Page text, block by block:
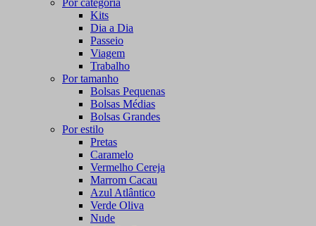
Por categoria
Kits
Dia a Dia
Passeio
Viagem
Trabalho
Por tamanho
Bolsas Pequenas
Bolsas Médias
Bolsas Grandes
Por estilo
Pretas
Caramelo
Vermelho Cereja
Marrom Cacau
Azul Atlântico
Verde Oliva
Nude